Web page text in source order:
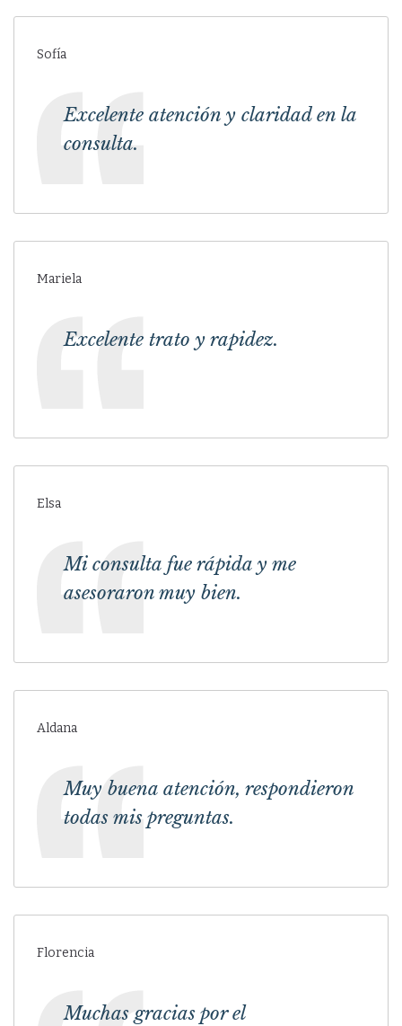
Sofía
Excelente atención y claridad en la
consulta.
Mariela
Excelente trato y rapidez.
Elsa
Mi consulta fue rápida y me
asesoraron muy bien.
Aldana
Muy buena atención, respondieron
todas mis preguntas.
Florencia
Muchas gracias por el